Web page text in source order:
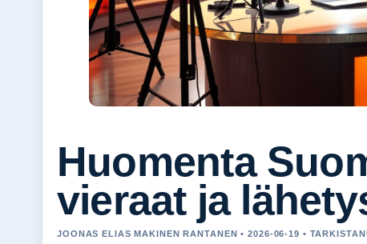
Huomenta
vieraat ja
JOONAS ELIAS MAKINEN RANTANEN • 2026-06-19 •